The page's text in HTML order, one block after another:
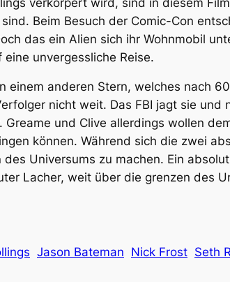
Beim Besuch der Comic-Con
das ein Alien sich ihr Wohnmobil
unvergessliche Reise.
einem anderen Stern, welches nach
nicht weit. Das FBI jagt sie
Greame und Clive allerdings wollen
können. Während sich die zwei
Universums zu machen. Ein
Lacher, weit über die grenzen des
Jason Bateman Nick Frost Seth